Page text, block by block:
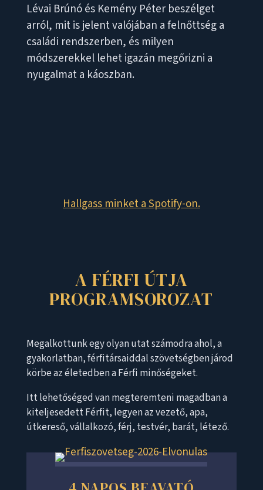
Lévai Brúnó és Kemény Péter beszélget
arról, mit is jelent valójában a felnőttség a
családi rendszerben, és milyen
módszerekkel lehet igazán megőrizni a
nyugalmat a káoszban.
Hallgass minket a Spotify-on.
A FÉRFI ÚTJA
PROGRAMSOROZAT
Megalkottunk egy olyan utat számodra ahol, a
gyakorlatban, férfitársaiddal szövetségben járod
körbe az életedben a Férfi minőségeket.
Itt lehetőséged van megteremteni magadban a
kiteljesedett Férfit, legyen az vezető, apa,
útkereső, vállalkozó, férj, testvér, barát, létező.